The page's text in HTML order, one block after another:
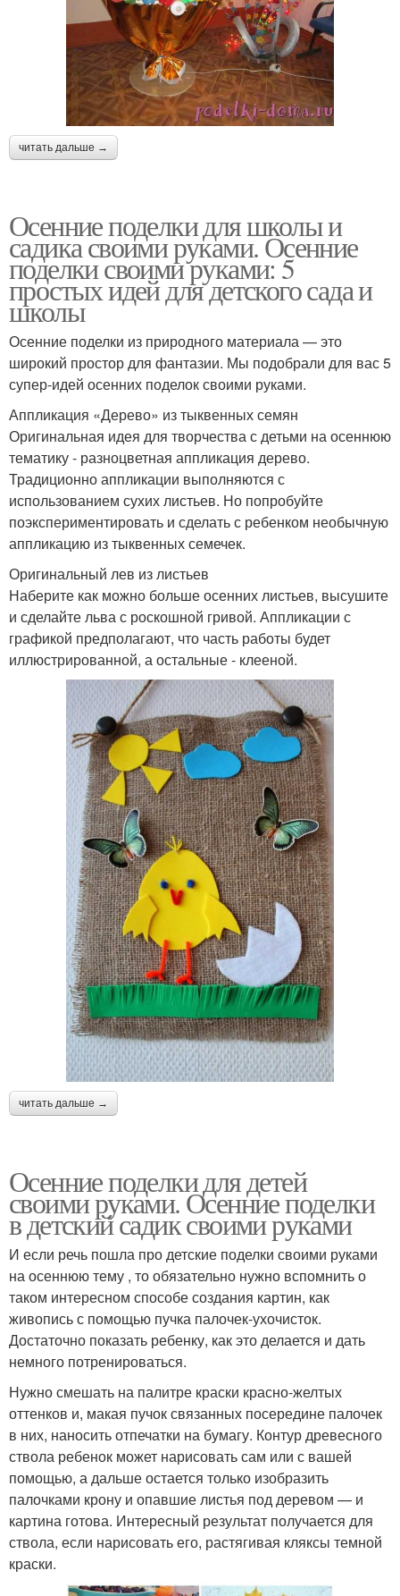
читать дальше →
Осенние поделки для школы и
садика своими руками. Осенние
поделки своими руками: 5
простых идей для детского сада и
школы
Осенние поделки из природного материала — это
широкий простор для фантазии. Мы подобрали для вас 5
супер-идей осенних поделок своими руками.
Аппликация «Дерево» из тыквенных семян
Оригинальная идея для творчества с детьми на осеннюю
тематику - разноцветная аппликация дерево.
Традиционно аппликации выполняются с
использованием сухих листьев. Но попробуйте
поэкспериментировать и сделать с ребенком необычную
аппликацию из тыквенных семечек.
Оригинальный лев из листьев
Наберите как можно больше осенних листьев, высушите
и сделайте льва с роскошной гривой. Аппликации с
графикой предполагают, что часть работы будет
иллюстрированной, а остальные - клееной.
читать дальше →
Осенние поделки для детей
своими руками. Осенние поделки
в детский садик своими руками
И если речь пошла про детские поделки своими руками
на осеннюю тему , то обязательно нужно вспомнить о
таком интересном способе создания картин, как
живопись с помощью пучка палочек-ухочисток.
Достаточно показать ребенку, как это делается и дать
немного потренироваться.
Нужно смешать на палитре краски красно-желтых
оттенков и, макая пучок связанных посередине палочек
в них, наносить отпечатки на бумагу. Контур древесного
ствола ребенок может нарисовать сам или с вашей
помощью, а дальше остается только изобразить
палочками крону и опавшие листья под деревом — и
картина готова. Интересный результат получается для
ствола, если нарисовать его, растягивая кляксы темной
краски.